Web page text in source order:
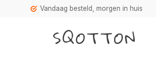
Vandaag besteld, morgen in huis